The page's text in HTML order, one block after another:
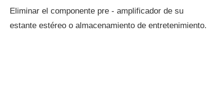
Eliminar el componente pre - amplificador de su
estante estéreo o almacenamiento de entretenimiento.